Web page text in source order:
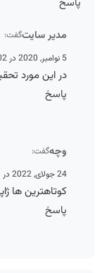
پاسخ
مدیر سایتگفت:
5 نوامبر, 2020 در 4:02 ب.ظ
در این مورد
پاسخ
وچهگفت:
24 جولای, 2022 در 5:41 ب.ظ
کوتاهترین ها
پاسخ